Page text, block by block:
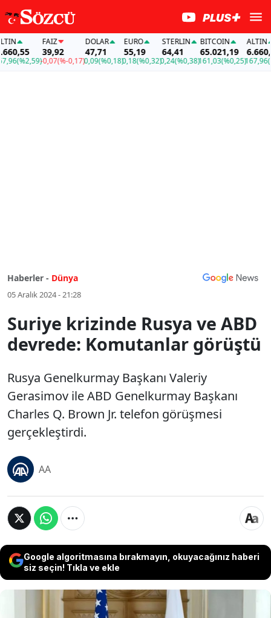
(%2,59)
FAİZ
39,92
-0,07(%-0,17)
DOLAR
47,71
0,09(%0,18)
EURO
55,19
0,18(%0,32)
STERLIN
64,41
0,24(%0,38)
BITCOIN
65.021,19
161,03(%0,25)
ALTIN
167,96
Haberler - Dünya
05 Aralık 2024 - 21:28
Suriye krizinde Rusya ve ABD
devrede: Komutanlar görüştü
Rusya Genelkurmay Başkanı Valeriy
Gerasimov ile ABD Genelkurmay Başkanı
Charles Q. Brown Jr. telefon görüşmesi
gerçekleştirdi.
AA
Google algoritmasına bırakmayın, okuyacağınız haberi
siz seçin! Tıkla ve ekle